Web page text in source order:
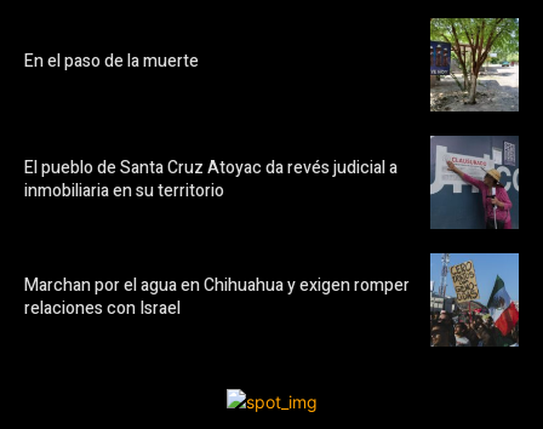
En el paso de la muerte
El pueblo de Santa Cruz Atoyac da revés judicial a
inmobiliaria en su territorio
Marchan por el agua en Chihuahua y exigen romper
relaciones con Israel